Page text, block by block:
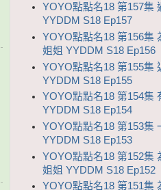
YOYO點點名18 第157集
YYDDM S18 Ep157
YOYO點點名18 第156集
姐姐 YYDDM S18 Ep156
YOYO點點名18 第155集
YYDDM S18 Ep155
YOYO點點名18 第154集
YYDDM S18 Ep154
YOYO點點名18 第153集
YYDDM S18 Ep153
YOYO點點名18 第152集
姐姐 YYDDM S18 Ep152
YOYO點點名18 第151集